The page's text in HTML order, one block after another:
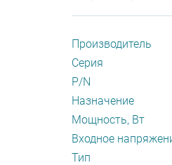
Производитель
Серия
P/N
Назначение
Мощность, Вт
Входное
Тип